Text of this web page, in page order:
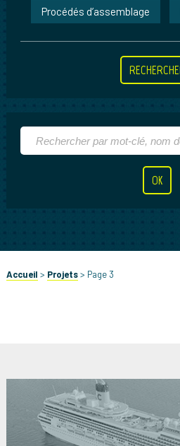
Procédés d’assemblage
Accueil > Projets> Page 3